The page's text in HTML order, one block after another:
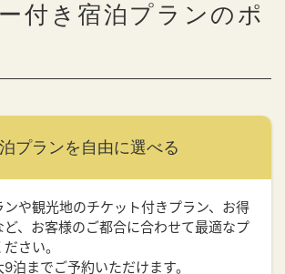
付き宿泊プランのポ
プランを 自由に選べる
ンや観光地のチケット付きプラン、お得
ど、お客様のご都合に合わせて最適なプ
さい。
泊までご予約いただけます。